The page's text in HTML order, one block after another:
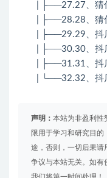
| ├──27.27、猜
| ├──28.28、猜
| ├──29.29、抖
| ├──30.30、抖
| ├──31.31、抖
| └──32.32、抖
声明： 本站为非盈利性
限用于学习和研究目的
途，否则，一切后果请
争议与本站无关。如有